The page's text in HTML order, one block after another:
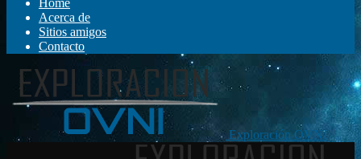
Home
Acerca de
Sitios amigos
Contacto
Exploración OVNI